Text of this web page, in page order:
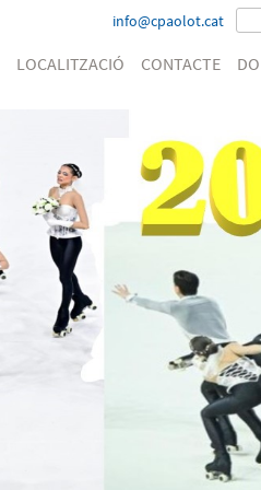
info@cpaolot.cat
LOCALITZACIÓ CONTACTE